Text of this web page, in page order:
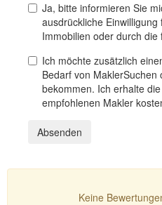
Ja, bitte informieren Sie
ausdrückliche
Immobilien oder durch
Ich möchte zusätzlich
Bedarf von
bekommen. Ich erhalte
empfohlenen Makler
Absenden
Keine